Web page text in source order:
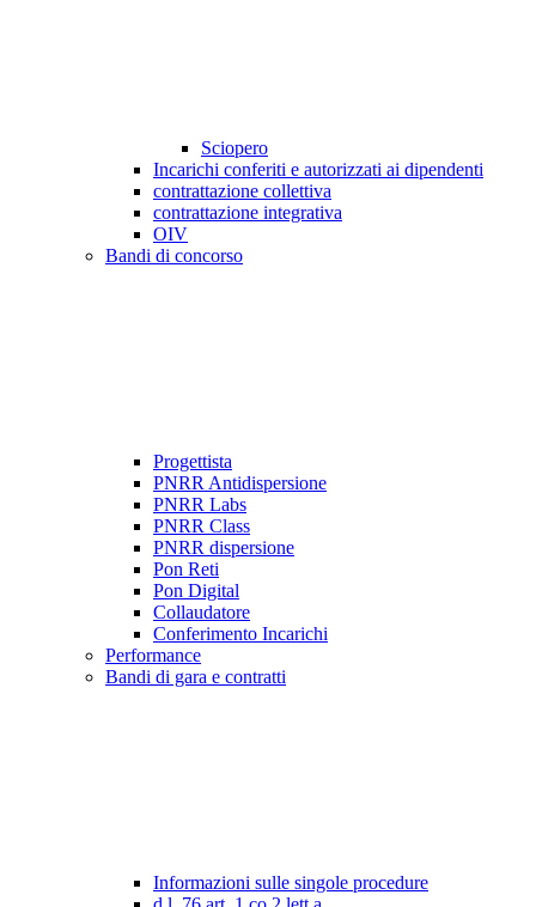
Sciopero
Incarichi conferiti e autorizzati ai dipendenti
contrattazione collettiva
contrattazione integrativa
OIV
Bandi di concorso
Progettista
PNRR Antidispersione
PNRR Labs
PNRR Class
PNRR dispersione
Pon Reti
Pon Digital
Collaudatore
Conferimento Incarichi
Performance
Bandi di gara e contratti
Informazioni sulle singole procedure